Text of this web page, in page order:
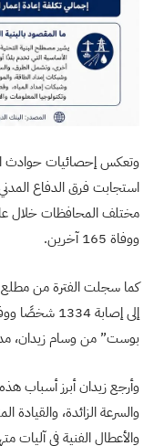
وتعكس إحصائيات حوادث
ووفاة 165 آخرين.
بوست” من وسام زيدان، مدير
وأرجع زيدان أبرز أسباب
والسرعة الزائدة، والقيادة
والأعطال الفنية في آليات